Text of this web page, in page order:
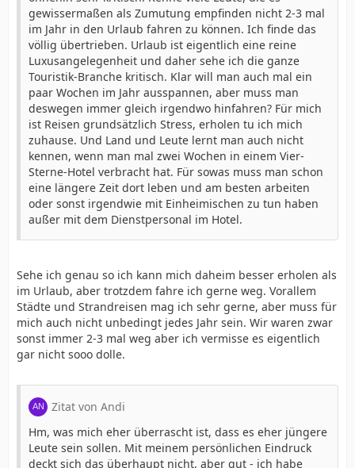
gewissermaßen als Zumutung empfinden nicht 2-3 mal
im Jahr in den Urlaub fahren zu können. Ich finde das
völlig übertrieben. Urlaub ist eigentlich eine reine
Luxusangelegenheit und daher sehe ich die ganze
Touristik-Branche kritisch. Klar will man auch mal ein
paar Wochen im Jahr ausspannen, aber muss man
deswegen immer gleich irgendwo hinfahren? Für mich
ist Reisen grundsätzlich Stress, erholen tu ich mich
zuhause. Und Land und Leute lernt man auch nicht
kennen, wenn man mal zwei Wochen in einem Vier-
Sterne-Hotel verbracht hat. Für sowas muss man schon
eine längere Zeit dort leben und am besten arbeiten
oder sonst irgendwie mit Einheimischen zu tun haben
außer mit dem Dienstpersonal im Hotel.
Sehe ich genau so ich kann mich daheim besser erholen als
im Urlaub, aber trotzdem fahre ich gerne weg. Vorallem
Städte und Strandreisen mag ich sehr gerne, aber muss für
mich auch nicht unbedingt jedes Jahr sein. Wir waren zwar
sonst immer 2-3 mal weg aber ich vermisse es eigentlich
gar nicht sooo dolle.
Zitat von Andi
Hm, was mich eher überrascht ist, dass es eher jüngere
Leute sein sollen. Mit meinem persönlichen Eindruck
deckt sich das überhaupt nicht, aber gut - ich habe